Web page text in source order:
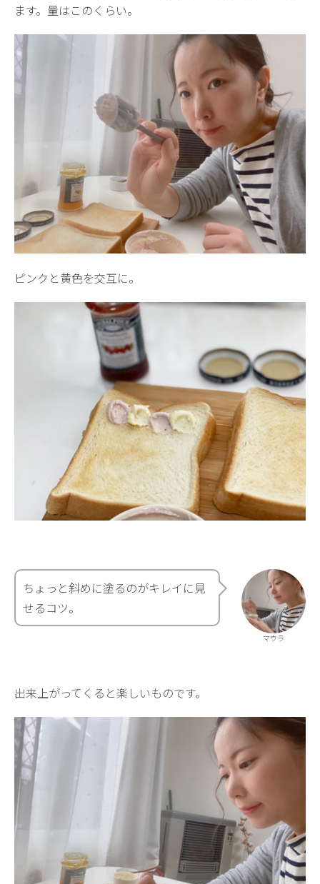
ます。量はこのくらい。
ピンクと黄色を交互に。
マウラ
ちょっと斜めに塗るのがキレイに見
せるコツ。
出来上がってくると楽しいものです。